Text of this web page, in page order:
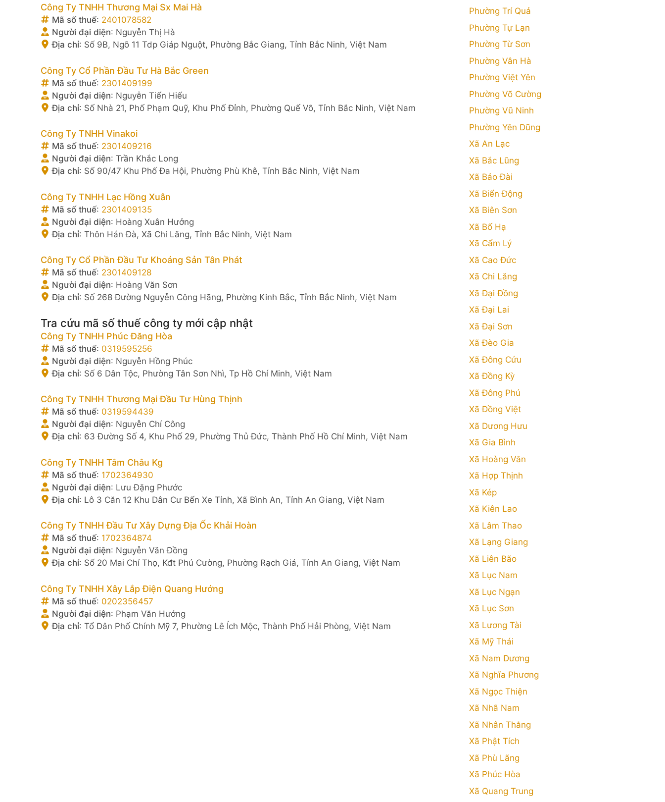
Công Ty TNHH Thương Mại Sx Mai Hà
Mã số thuế: 2401078582
Người đại diện: Nguyễn Thị Hà
Địa chỉ: Số 9B, Ngõ 11 Tdp Giáp Nguột, Phường Bắc Giang, Tỉnh Bắc Ninh, Việt Nam
Công Ty Cổ Phần Đầu Tư Hà Bắc Green
Mã số thuế: 2301409199
Người đại diện: Nguyễn Tiến Hiếu
Địa chỉ: Số Nhà 21, Phố Phạm Quỹ, Khu Phố Đỉnh, Phường Quế Võ, Tỉnh Bắc Ninh, Việt Nam
Công Ty TNHH Vinakoi
Mã số thuế: 2301409216
Người đại diện: Trần Khắc Long
Địa chỉ: Số 90/47 Khu Phố Đa Hội, Phường Phù Khê, Tỉnh Bắc Ninh, Việt Nam
Công Ty TNHH Lạc Hồng Xuân
Mã số thuế: 2301409135
Người đại diện: Hoàng Xuân Hưởng
Địa chỉ: Thôn Hán Đà, Xã Chi Lăng, Tỉnh Bắc Ninh, Việt Nam
Công Ty Cổ Phần Đầu Tư Khoáng Sản Tân Phát
Mã số thuế: 2301409128
Người đại diện: Hoàng Văn Sơn
Địa chỉ: Số 268 Đường Nguyễn Công Hãng, Phường Kinh Bắc, Tỉnh Bắc Ninh, Việt Nam
Tra cứu mã số thuế công ty mới cập nhật
Công Ty TNHH Phúc Đăng Hòa
Mã số thuế: 0319595256
Người đại diện: Nguyễn Hồng Phúc
Địa chỉ: Số 6 Dân Tộc, Phường Tân Sơn Nhì, Tp Hồ Chí Minh, Việt Nam
Công Ty TNHH Thương Mại Đầu Tư Hùng Thịnh
Mã số thuế: 0319594439
Người đại diện: Nguyễn Chí Công
Địa chỉ: 63 Đường Số 4, Khu Phố 29, Phường Thủ Đức, Thành Phố Hồ Chí Minh, Việt Nam
Công Ty TNHH Tâm Châu Kg
Mã số thuế: 1702364930
Người đại diện: Lưu Đặng Phước
Địa chỉ: Lô 3 Căn 12 Khu Dân Cư Bến Xe Tỉnh, Xã Bình An, Tỉnh An Giang, Việt Nam
Công Ty TNHH Đầu Tư Xây Dựng Địa Ốc Khải Hoàn
Mã số thuế: 1702364874
Người đại diện: Nguyễn Văn Đồng
Địa chỉ: Số 20 Mai Chí Thọ, Kđt Phú Cường, Phường Rạch Giá, Tỉnh An Giang, Việt Nam
Công Ty TNHH Xây Lắp Điện Quang Hướng
Mã số thuế: 0202356457
Người đại diện: Phạm Văn Hướng
Địa chỉ: Tổ Dân Phố Chính Mỹ 7, Phường Lê Ích Mộc, Thành Phố Hải Phòng, Việt Nam
Phường Trí Quả
Phường Tự Lạn
Phường Từ Sơn
Phường Vân Hà
Phường Việt Yên
Phường Võ Cường
Phường Vũ Ninh
Phường Yên Dũng
Xã An Lạc
Xã Bắc Lũng
Xã Bảo Đài
Xã Biển Động
Xã Biên Sơn
Xã Bố Hạ
Xã Cẩm Lý
Xã Cao Đức
Xã Chi Lăng
Xã Đại Đồng
Xã Đại Lai
Xã Đại Sơn
Xã Đèo Gia
Xã Đông Cứu
Xã Đồng Kỳ
Xã Đông Phú
Xã Đồng Việt
Xã Dương Hưu
Xã Gia Bình
Xã Hoàng Vân
Xã Hợp Thịnh
Xã Kép
Xã Kiên Lao
Xã Lâm Thao
Xã Lạng Giang
Xã Liên Bão
Xã Lục Nam
Xã Lục Ngạn
Xã Lục Sơn
Xã Lương Tài
Xã Mỹ Thái
Xã Nam Dương
Xã Nghĩa Phương
Xã Ngọc Thiện
Xã Nhã Nam
Xã Nhân Thắng
Xã Phật Tích
Xã Phù Lãng
Xã Phúc Hòa
Xã Quang Trung